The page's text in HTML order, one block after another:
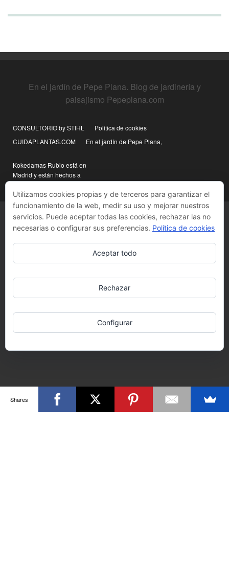
En el jardín de Pepe Plana. Blog de jardinería y
paisajismo Pepeplana.com
CONSULTORIO by STIHL
Política de cookies
CUIDAPLANTAS.COM
En el jardín de Pepe Plana,
Kokedamas Rubio está en
Madrid y están hechos a
mano
Utilizamos cookies propias y de terceros para garantizar el
funcionamiento de la web, medir su uso y mejorar nuestros
servicios. Puede aceptar todas las cookies, rechazar las no
necesarias o configurar sus preferencias. Política de cookies
Aceptar todo
Rechazar
Configurar
Shares